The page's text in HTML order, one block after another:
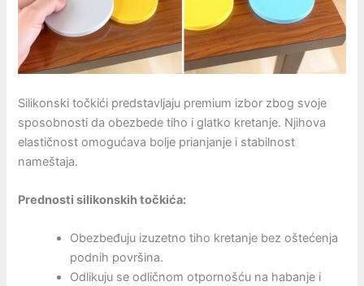
Silikonski točkići predstavljaju premium izbor zbog svoje
sposobnosti da obezbede tiho i glatko kretanje. Njihova
elastičnost omogućava bolje prianjanje i stabilnost
nameštaja.
Prednosti silikonskih točkića:
Obezbeđuju izuzetno tiho kretanje bez oštećenja
podnih površina.
Odlikuju se odličnom otpornošću na habanje i